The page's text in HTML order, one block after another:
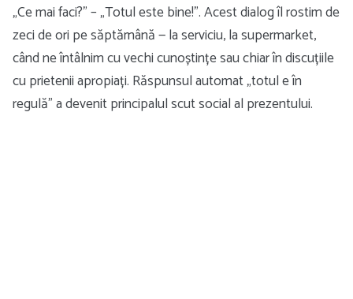
„Ce mai faci?” – „Totul este bine!”. Acest dialog îl rostim de
zeci de ori pe săptămână — la serviciu, la supermarket,
când ne întâlnim cu vechi cunoștințe sau chiar în discuțiile
cu prietenii apropiați. Răspunsul automat „totul e în
regulă” a devenit principalul scut social al prezentului.